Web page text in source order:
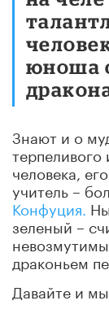
юноша
Знают и о
терпеливого
человека,
учитель –
Конфуция.
зеленый –
драконьем
Давайте и